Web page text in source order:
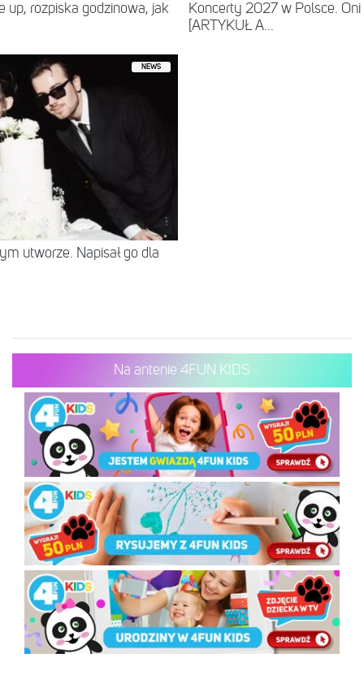
up, rozpiska godzinowa, jak
Koncerty 2027 w Polsce.
[ARTYKUŁ A...
NEWS
utworze. Napisał go dla
Na antenie 4FUN KIDS